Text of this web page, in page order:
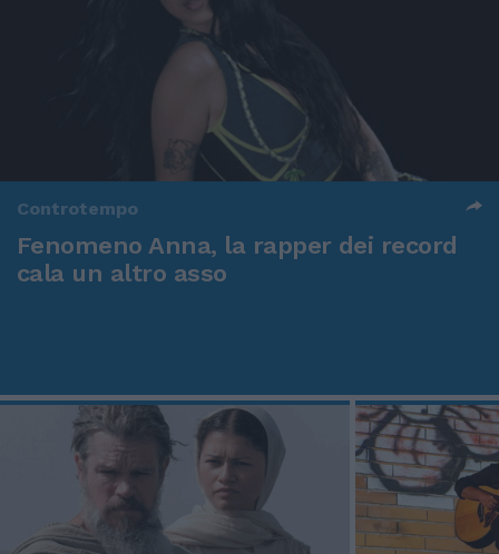
Controtempo
Fenomeno Anna, la rapper dei record
cala un altro asso